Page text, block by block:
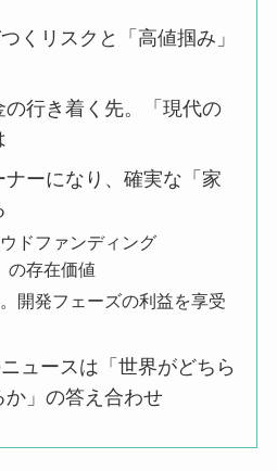
くリスクと「高値掴み」
行き着く先。「現代の
ナーになり、確実な「家
ドファンディング
の存在価値
開発フェーズの利益を享受
ュースは「世界がどちら
」の答え合わせ